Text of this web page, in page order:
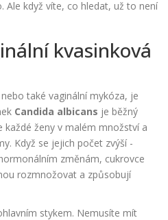
Ale když víte, co hledat, už to není
kvasinková
také vaginální mykóza, je
Candida albicans je běžný
každé ženy v malém množství a
. Když se jejich počet zvýší -
změnám, cukrovce
rozmnožovat a způsobují
stykem. Nemusíte mít